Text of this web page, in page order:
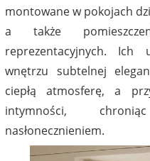
montowane w pokojach
a także
reprezentacyjnych. Ich
wnętrzu subtelnej
ciepłą atmosferę, a
intymności,
nasłonecznieniem.